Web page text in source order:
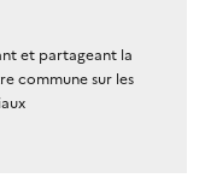
et partageant la
commune sur les